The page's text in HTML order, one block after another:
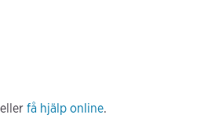
ellerfå hjälp online.